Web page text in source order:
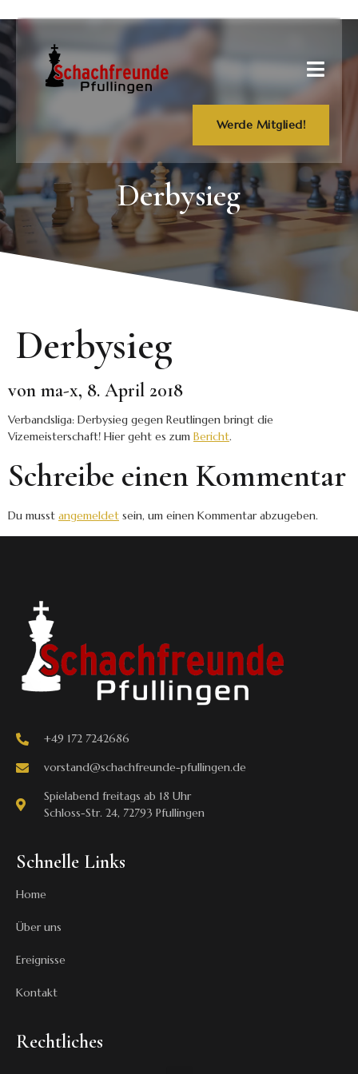
Werde Mitglied!
Derbysieg
Derbysieg
von ma-x, 8. April 2018
Verbandsliga: Derbysieg gegen Reutlingen bringt die
Vizemeisterschaft! Hier geht es zum Bericht.
Schreibe einen Kommentar
Du musst angemeldet sein, um einen Kommentar abzugeben.
+49 172 7242686
vorstand@schachfreunde-pfullingen.de
Spielabend freitags ab 18 Uhr
Schloss-Str. 24, 72793 Pfullingen
Schnelle Links
Home
Über uns
Ereignisse
Kontakt
Rechtliches